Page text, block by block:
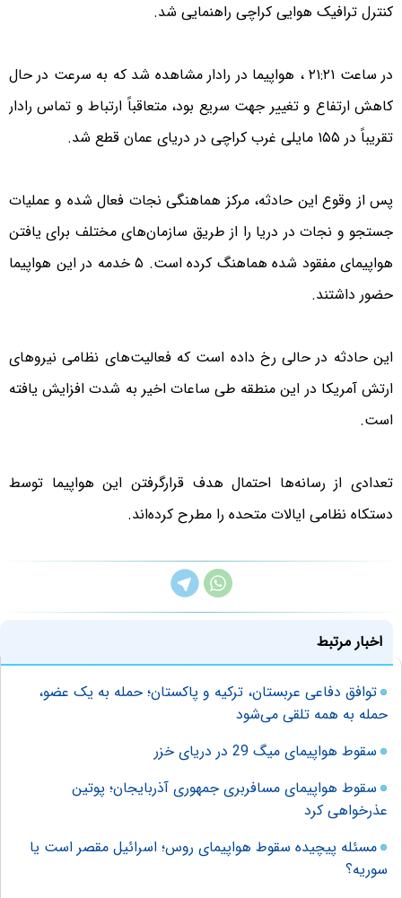
کنترل ترافیک هوایی کراچی راهنمایی شد.
در ساعت ۲۱:۲۱ ، هواپیما در رادار مشاهده شد که به سرعت در حال
کاهش ارتفاع و تغییر جهت سریع بود، متعاقباً ارتباط و تماس رادار
تقریباً در ۱۵۵ مایلی غرب کراچی در دریای عمان قطع شد.
پس از وقوع این حادثه، مرکز هماهنگی نجات فعال شده و عملیات
جستجو و نجات در دریا را از طریق سازمان‌های مختلف برای یافتن
هواپیمای مفقود شده هماهنگ کرده است. ۵ خدمه در این هواپیما
حضور داشتند.
این حادثه در حالی رخ داده است که فعالیت‌های نظامی نیروهای
ارتش آمریکا در این منطقه طی ساعات اخیر به شدت افزایش یافته
است.
تعدادی از رسانه‌ها احتمال هدف قرارگرفتن این هواپیما توسط
دستکاه نظامی ایالات متحده را مطرح کرده‌اند.
اخبار مرتبط
توافق دفاعی عربستان، ترکیه و پاکستان؛ حمله به یک عضو،
حمله به همه تلقی می‌شود
سقوط هواپیمای میگ 29 در دریای خزر
سقوط هواپیمای مسافربری جمهوری آذربایجان؛ پوتین
عذرخواهی کرد
مسئله پیچیده سقوط هواپیمای روس؛ اسرائیل مقصر است یا
سوریه؟